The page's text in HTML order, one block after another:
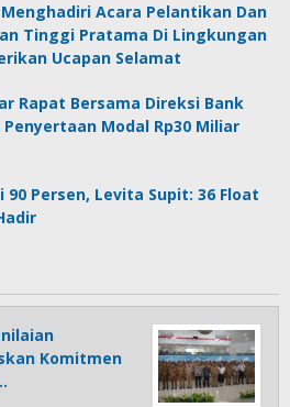
Acara Pelantikan Dan
Tinggi Pratama Di Lingkungan
Ucapan Selamat
Rapat Bersama Direksi Bank
Penyertaan Modal Rp30 Miliar
90 Persen, Levita Supit: 36 Float
Komitmen